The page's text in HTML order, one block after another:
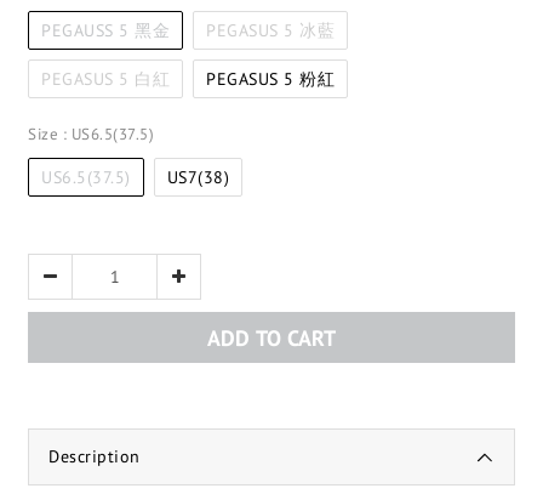
PEGAUSS 5 黑金 PEGASUS 5 冰藍
PEGASUS 5 白紅 PEGASUS 5 粉紅
Size : US6.5(37.5)
US6.5(37.5) US7(38)
ADD TO CART
Description